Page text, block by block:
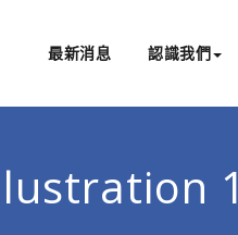
最新消息 認識我們
1